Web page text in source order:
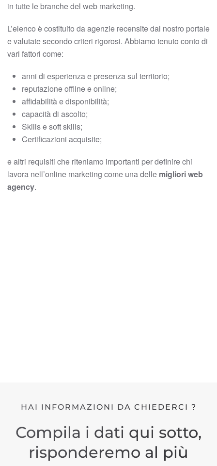
in tutte le branche del web marketing.
L’elenco è costituito da agenzie recensite dal nostro portale
e valutate secondo criteri rigorosi. Abbiamo tenuto conto di
vari fattori come:
anni di esperienza e presenza sul territorio;
reputazione offline e online;
affidabilità e disponibilità;
capacità di ascolto;
Skills e soft skills;
Certificazioni acquisite;
e altri requisiti che riteniamo importanti per definire chi
lavora nell’online marketing come una delle migliori web
agency.
HAI INFORMAZIONI DA CHIEDERCI ?
Compila i dati qui sotto,
risponderemo al più